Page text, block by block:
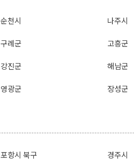
순천시 나주시
구례군 고흥군
강진군 해남군
영광군 장성군
포항시 북구 경주시